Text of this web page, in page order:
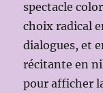
spectacle
choix radical
dialogues, et
récitante en
pour afficher